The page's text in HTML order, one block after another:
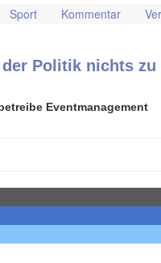
Sport Kommentar
Politik nichts zu
Eventmanagement